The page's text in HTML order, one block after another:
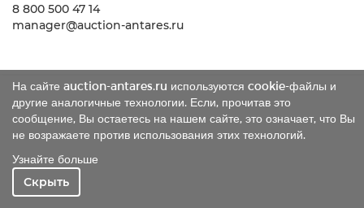
На сайте auction-antares.ru используются cookie-файлы и
другие аналогичные технологии. Если, прочитав это
сообщение, Вы остаетесь на нашем сайте, это означает, что Вы
не возражаете против использования этих технологий.
Узнайте больше
Скрыть
8 800 500 47 14
manager@auction-antares.ru